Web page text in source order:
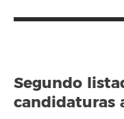
Segundo
candidaturas